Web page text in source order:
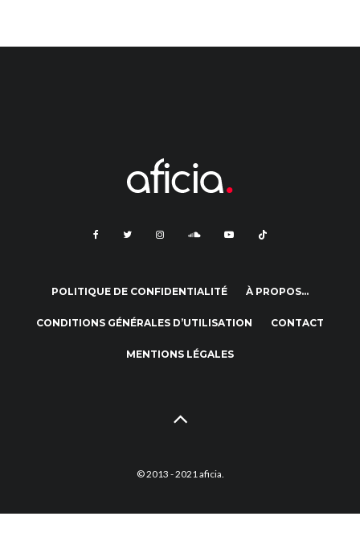
POLITIQUE DE CONFIDENTIALITÉ À PROPOS…
CONDITIONS GÉNÉRALES D’UTILISATION CONTACT
MENTIONS LÉGALES
© 2013 - 2021 aficia.